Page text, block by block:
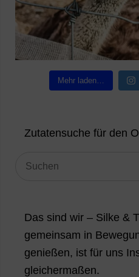
Mehr laden…
Zutatensuche für den
Das sind wir – Silke &
gemeinsam in
genießen, ist für uns
gleichermaßen.